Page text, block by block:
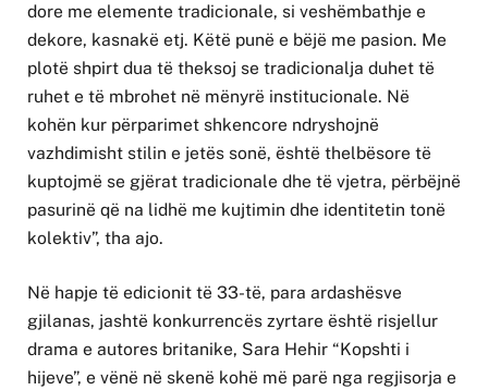
dore me elemente tradicionale, si veshëmbathje e
dekore, kasnakë etj. Këtë punë e bëjë me pasion. Me
plotë shpirt dua të theksoj se tradicionalja duhet të
ruhet e të mbrohet në mënyrë institucionale. Në
kohën kur përparimet shkencore ndryshojnë
vazhdimisht stilin e jetës sonë, është thelbësore të
kuptojmë se gjërat tradicionale dhe të vjetra, përbëjnë
pasurinë që na lidhë me kujtimin dhe identitetin tonë
kolektiv”, tha ajo.
Në hapje të edicionit të 33-të, para ardashësve
gjilanas, jashtë konkurrencës zyrtare është risjellur
drama e autores britanike, Sara Hehir “Kopshti i
hijeve”, e vënë në skenë kohë më parë nga regjisorja e